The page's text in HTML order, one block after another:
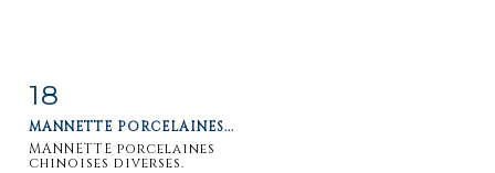
détaillée
18
MANNETTE PORCELAINES...
MANNETTE porcelaines
chinoises diverses.